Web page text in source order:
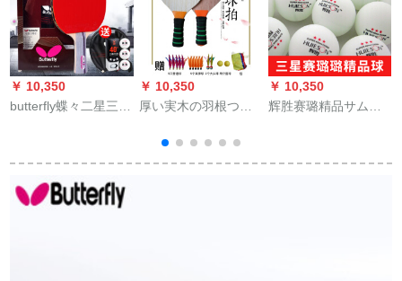
￥ 10,350
butterfly蝶々二星三星
トはTBC 301の長柄/
横つまみ【両面テー
ピング】
￥ 10,350
厚い実木の羽根つき
す。ミリーのオーク
の表面の三毛のラケ
￥ 10,350
辉胜赛璐精品サムス
て、多くのボライル